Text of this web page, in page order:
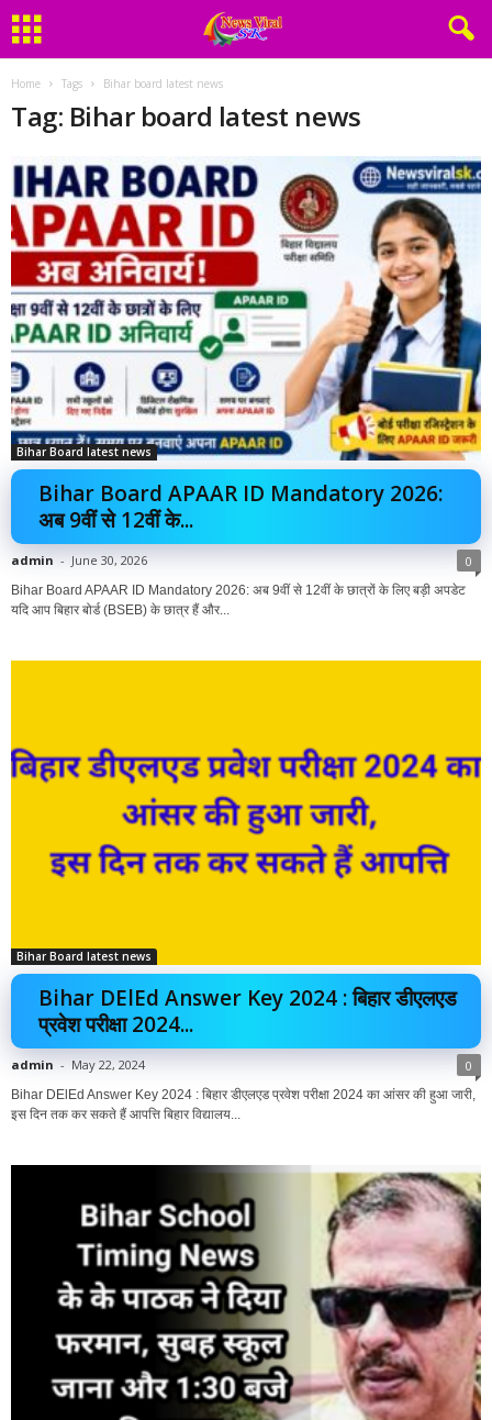
Home Tags Bihar board latest news
Tag: Bihar board latest news
Bihar Board latest news
Bihar Board APAAR ID Mandatory 2026:
अब 9वीं से 12वीं के...
admin - June 30, 2026 0
Bihar Board APAAR ID Mandatory 2026: अब 9वीं से 12वीं के छात्रों के लिए बड़ी अपडेट
यदि आप बिहार बोर्ड (BSEB) के छात्र हैं और...
Bihar Board latest news
Bihar DElEd Answer Key 2024 : बिहार डीएलएड
प्रवेश परीक्षा 2024...
admin - May 22, 2024 0
Bihar DElEd Answer Key 2024 : बिहार डीएलएड प्रवेश परीक्षा 2024 का आंसर की हुआ जारी,
इस दिन तक कर सकते हैं आपत्ति बिहार विद्यालय...